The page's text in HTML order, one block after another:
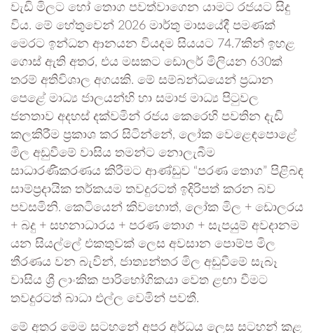
වැඩි මිලට හෝ තොග පවත්වාගෙන යාමට රජයට සිදු
විය. මේ හේතුවෙන් 2026 මාර්තු මාසයේදී පමණක්
මෙරට ඉන්ධන ආනයන වියදම සියයට 74.7කින් ඉහළ
ගොස් ඇති අතර, එය මසකට ඩොලර් මිලියන 630ක්
තරම් අතිවිශාල අගයකි. මේ සම්බන්ධයෙන් ප්‍රධාන
පෙළේ මාධ්‍ය ජාලයන්හි හා සමාජ මාධ්‍ය පිටුවල
ජනතාව අදහස් දක්වමින් රජය කෙරෙහි පවතින දැඩි
කලකිරීම ප්‍රකාශ කර සිටින්නේ, ලෝක වෙළෙඳපොළේ
මිල අඩුවීමේ වාසිය තමන්ට නොලැබීම
සාධාරණීකරණය කිරීමට ආණ්ඩුව “පරණ තොග” පිළිබඳ
සාම්ප්‍රදායික තර්කයම තවදුරටත් ඉදිරිපත් කරන බව
පවසමිනි. කෙටියෙන් කිවහොත්, ලෝක මිල + ඩොලරය
+ බදු + සහනාධාරය + පරණ තොග + සැපයුම් අවදානම
යන සියල්ලේ එකතුවක් ලෙස අවසාන පොම්ප මිල
තීරණය වන බැවින්, ජාත්‍යන්තර මිල අඩුවීමේ සැබෑ
වාසිය ශ්‍රී ලාංකික පාරිභෝගිකයා වෙත ළඟා වීමට
තවදුරටත් බාධා එල්ල වෙමින් පවතී.
මේ අතර මෙම සටහනේ අපර අර්ධය ලෙස සටහන් කළ